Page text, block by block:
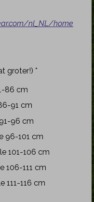
nl_NL/home
groter!) *
86 cm
91 cm
96 cm
96-101 cm
101-106 cm
106-111 cm
111-116 cm